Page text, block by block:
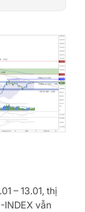
– 13.01, thị
INDEX vẫn